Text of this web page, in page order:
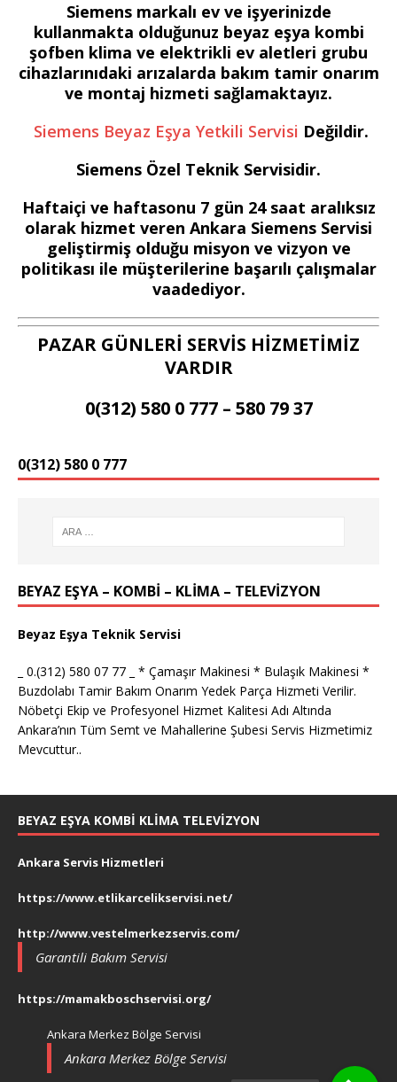
Siemens markalı ev ve işyerinizde
kullanmakta olduğunuz beyaz eşya kombi
şofben klima ve elektrikli ev aletleri grubu
cihazlarınıdaki arızalarda bakım tamir onarım
ve montaj hizmeti sağlamaktayız.
Siemens Beyaz Eşya Yetkili Servisi Değildir.
Siemens Özel Teknik Servisidir.
Haftaiçi ve haftasonu 7 gün 24 saat aralıksız
olarak hizmet veren Ankara Siemens Servisi
geliştirmiş olduğu misyon ve vizyon ve
politikası ile müşterilerine başarılı çalışmalar
vaadediyor.
PAZAR GÜNLERİ SERVİS HİZMETİMİZ
VARDIR
0(312) 580 0 777 – 580 79 37
0(312) 580 0 777
BEYAZ EŞYA – KOMBİ – KLİMA – TELEVİZYON
Beyaz Eşya Teknik Servisi
_ 0.(312) 580 07 77 _ * Çamaşır Makinesi * Bulaşık Makinesi *
Buzdolabı Tamir Bakım Onarım Yedek Parça Hizmeti Verilir.
Nöbetçi Ekip ve Profesyonel Hizmet Kalitesi Adı Altında
Ankara’nın Tüm Semt ve Mahallerine Şubesi Servis Hizmetimiz
Mevcuttur..
BEYAZ EŞYA KOMBI KLIMA TELEVIZYON
Ankara Servis Hizmetleri
https://www.etlikarcelikservisi.net/
http://www.vestelmerkezservis.com/
Garantili Bakım Servisi
https://mamakboschservisi.org/
Ankara Merkez Bölge Servisi
Ankara Merkez Bölge Servisi